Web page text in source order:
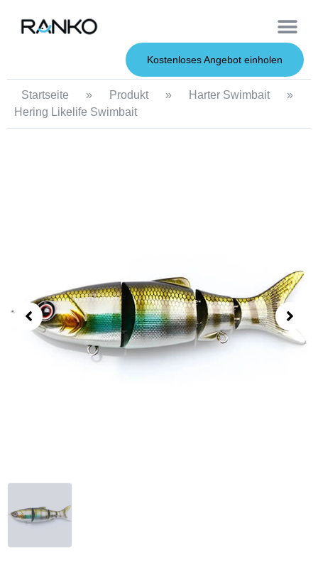
Kostenloses Angebot einholen
Startseite » Produkt » Harter Swimbait
»
Hering Likelife Swimbait